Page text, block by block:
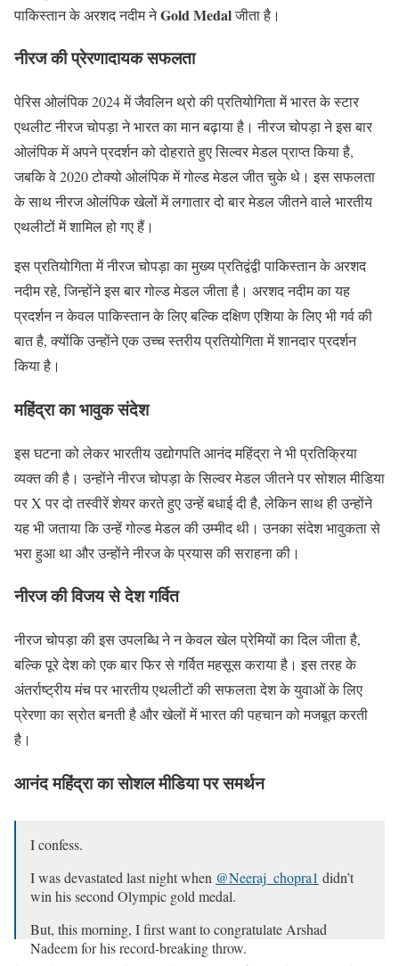
पाकिस्तान के अरशद नदीम नेGold Medalजीता है।
नीरज की प्रेरणादायक सफलता
पेरिस ओलंपिक 2024 में जैवलिन थ्रो की प्रतियोगिता में भारत के स्टार
एथलीट नीरज चोपड़ा ने भारत का मान बढ़ाया है। नीरज चोपड़ा ने इस बार
ओलंपिक में अपने प्रदर्शन को दोहराते हुए सिल्वर मेडल प्राप्त किया है,
जबकि वे 2020 टोक्यो ओलंपिक में गोल्ड मेडल जीत चुके थे। इस सफलता
के साथ नीरज ओलंपिक खेलों में लगातार दो बार मेडल जीतने वाले भारतीय
एथलीटों में शामिल हो गए हैं।
इस प्रतियोगिता में नीरज चोपड़ा का मुख्य प्रतिद्वंद्वी पाकिस्तान के अरशद
नदीम रहे, जिन्होंने इस बार गोल्ड मेडल जीता है। अरशद नदीम का यह
प्रदर्शन न केवल पाकिस्तान के लिए बल्कि दक्षिण एशिया के लिए भी गर्व की
बात है, क्योंकि उन्होंने एक उच्च स्तरीय प्रतियोगिता में शानदार प्रदर्शन
किया है।
महिंद्रा का भावुक संदेश
इस घटना को लेकर भारतीय उद्योगपति आनंद महिंद्रा ने भी प्रतिक्रिया
व्यक्त की है। उन्होंने नीरज चोपड़ा के सिल्वर मेडल जीतने पर सोशल मीडिया
पर X पर दो तस्वीरें शेयर करते हुए उन्हें बधाई दी है, लेकिन साथ ही उन्होंने
यह भी जताया कि उन्हें गोल्ड मेडल की उम्मीद थी। उनका संदेश भावुकता से
भरा हुआ था और उन्होंने नीरज के प्रयास की सराहना की।
नीरज की विजय से देश गर्वित
नीरज चोपड़ा की इस उपलब्धि ने न केवल खेल प्रेमियों का दिल जीता है,
बल्कि पूरे देश को एक बार फिर से गर्वित महसूस कराया है। इस तरह के
अंतर्राष्ट्रीय मंच पर भारतीय एथलीटों की सफलता देश के युवाओं के लिए
प्रेरणा का स्रोत बनती है और खेलों में भारत की पहचान को मजबूत करती
है।
आनंद महिंद्रा का सोशल मीडिया पर समर्थन
I confess.
I was devastated last night when @Neeraj_chopra1 didn’t
win his second Olympic gold medal.
But, this morning, I first want to congratulate Arshad
Nadeem for his record-breaking throw.